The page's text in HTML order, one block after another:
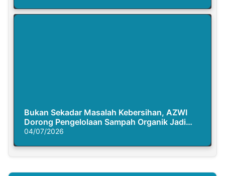
Bukan Sekadar Masalah Kebersihan, AZWI
Dorong Pengelolaan Sampah Organik Jadi
Solusi Krisis Iklim
04/07/2026